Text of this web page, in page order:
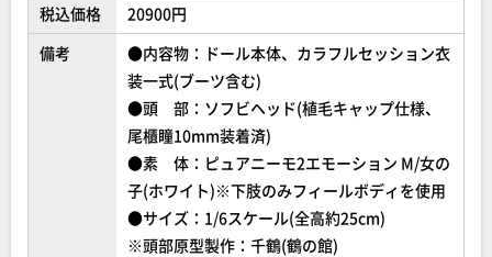
税込価格
20900円
備考
●内容物：ドール本体、カラフルセッション衣
装一式(ブーツ含む)
●頭 部：ソフビヘッド(植毛キャップ仕様、
尾櫃瞳10mm装着済)
●素 体：ピュアニーモ2エモーション M/女の
子(ホワイト)※下肢のみフィールボディを使用
●サイズ：1/6スケール(全高約25cm)
※頭部原型製作：千鶴(鶴の館)